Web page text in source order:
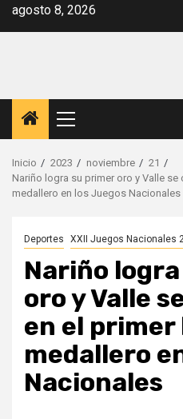
Saltar
agosto 8, 2026
Menú
principal
Inicio 2023 noviembre
21
Nariño logra su primer oro y Valle
medallero en los Juegos Nacionales
Deportes XXII Juegos Nacionales
Nariño
oro y Valle
en el primer
medallero
Nacionales